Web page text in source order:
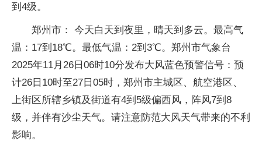
到4级。
郑州市： 今天白天到夜里，晴天到多云。最高气
温：17到18℃。最低气温：2到3℃。郑州市气象台
2025年11月26日06时10分发布大风蓝色预警信号：预
计26日10时至27日05时，郑州市主城区、航空港区、
上街区所辖乡镇及街道有4到5级偏西风，阵风7到8
级，并伴有沙尘天气。请注意防范大风天气带来的不利
影响。